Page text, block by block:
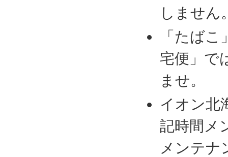
しません
「たば
宅便」で
ませ。
イオン北
記時間メ
メンテナ